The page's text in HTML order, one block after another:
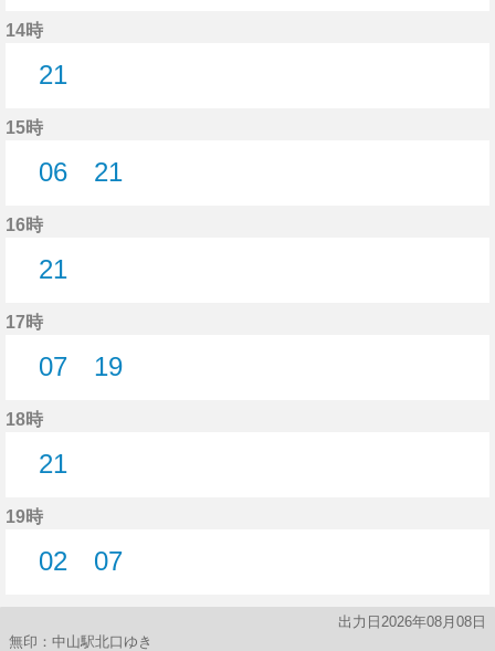
14時
21
15時
06
21
16時
21
17時
07
19
18時
21
19時
02
07
出力日2026年08月08日
無印：中山駅北口ゆき